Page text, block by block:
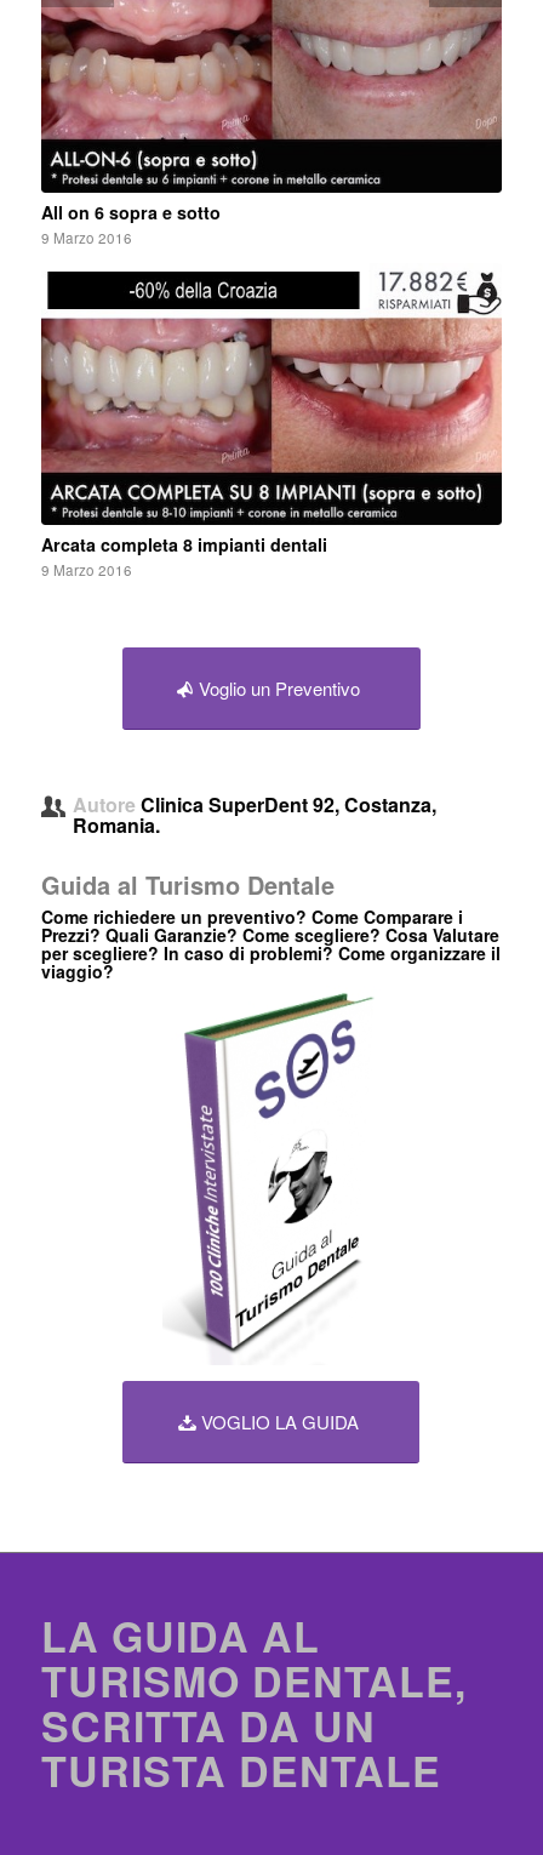
All on 6 sopra e sotto
9 Marzo 2016
Arcata completa 8 impianti dentali
9 Marzo 2016
Voglio un Preventivo
AutoreClinica SuperDent 92, Costanza,
Romania.
Guida al Turismo Dentale
Come richiedere un preventivo? Come Comparare i
Prezzi? Quali Garanzie? Come scegliere? Cosa Valutare
per scegliere? In caso di problemi? Come organizzare il
viaggio?
VOGLIO LA GUIDA
LA GUIDA AL
TURISMO DENTALE,
SCRITTA DA UN
TURISTA DENTALE